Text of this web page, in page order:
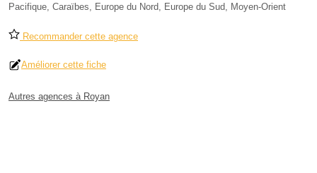
Pacifique, Caraïbes, Europe du Nord, Europe du Sud, Moyen-Orient
Recommander cette agence
Améliorer cette fiche
Autres agences à Royan